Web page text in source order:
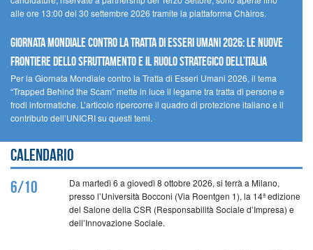
alle ore 13:00 del 30 settembre 2026 tramite la piattaforma Chàiros.
GIORNATA MONDIALE CONTRO LA TRATTA DI ESSERI UMANI 2026: LE NUOVE
FRONTIERE DELLO SFRUTTAMENTO E IL RUOLO STRATEGICO DELL’ITALIA
Per la Giornata Mondiale contro la Tratta di Esseri Umani 2026, il tema
“Trapped Behind the Scam” mette in luce il legame tra tratta di persone e
frodi informatiche. L’articolo ripercorre il quadro di protezione italiano e il
contributo dell’UNICRI su questi temi.
Calendario
6/10
Da martedì 6 a giovedì 8 ottobre 2026, si terrà a Milano,
presso l’Università Bocconi (Via Roentgen 1), la 14ª edizione
del Salone della CSR (Responsabilità Sociale d’Impresa) e
dell’Innovazione Sociale.